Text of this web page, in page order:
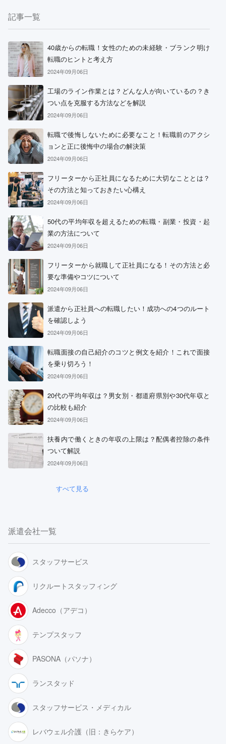
記事一覧
40歳からの転職！女性のための未経験・ブランク明け
転職のヒントと考え方
2024年09月06日
工場のライン作業とは？どんな人が向いているの？き
つい点を克服する方法などを解説
2024年09月06日
転職で後悔しないために必要なこと！転職前のアクシ
ョンと正に後悔中の場合の解決策
2024年09月06日
フリーターから正社員になるために大切なこととは？
その方法と知っておきたい心構え
2024年09月06日
50代の平均年収を超えるための転職・副業・投資・起
業の方法について
2024年09月06日
フリーターから就職して正社員になる！その方法と必
要な準備やコツについて
2024年09月06日
派遣から正社員への転職したい！成功への4つのルート
を確認しよう
2024年09月06日
転職面接の自己紹介のコツと例文を紹介！これで面接
を乗り切ろう！
2024年09月06日
20代の平均年収は？男女別・都道府県別や30代年収と
の比較も紹介
2024年09月06日
扶養内で働くときの年収の上限は？配偶者控除の条件
ついて解説
2024年09月06日
すべて見る
派遣会社一覧
スタッフサービス
リクルートスタッフィング
Adecco（アデコ）
テンプスタッフ
PASONA（パソナ）
ランスタッド
スタッフサービス・メディカル
レバウェル介護（旧：きらケア）